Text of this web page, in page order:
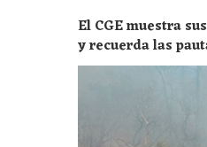
El CGE muestra
y recuerda las